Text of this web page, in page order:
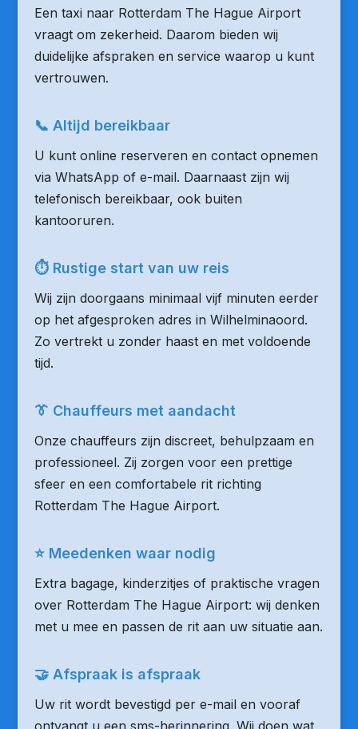
Een taxi naar Rotterdam The Hague Airport
vraagt om zekerheid. Daarom bieden wij
duidelijke afspraken en service waarop u kunt
vertrouwen.
📞 Altijd bereikbaar
U kunt online reserveren en contact opnemen
via WhatsApp of e-mail. Daarnaast zijn wij
telefonisch bereikbaar, ook buiten
kantooruren.
⏱ Rustige start van uw reis
Wij zijn doorgaans minimaal vijf minuten eerder
op het afgesproken adres in Wilhelminaoord.
Zo vertrekt u zonder haast en met voldoende
tijd.
👔 Chauffeurs met aandacht
Onze chauffeurs zijn discreet, behulpzaam en
professioneel. Zij zorgen voor een prettige
sfeer en een comfortabele rit richting
Rotterdam The Hague Airport.
⭐ Meedenken waar nodig
Extra bagage, kinderzitjes of praktische vragen
over Rotterdam The Hague Airport: wij denken
met u mee en passen de rit aan uw situatie aan.
🤝 Afspraak is afspraak
Uw rit wordt bevestigd per e-mail en vooraf
ontvangt u een sms-herinnering. Wij doen wat